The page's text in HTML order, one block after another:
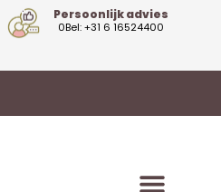
Persoonlijk advies
0Bel: +31 6 16524400